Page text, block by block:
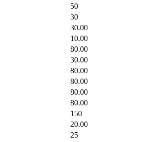
50
30
30.00
10.00
80.00
30.00
80.00
80.00
80.00
80.00
150
20.00
25